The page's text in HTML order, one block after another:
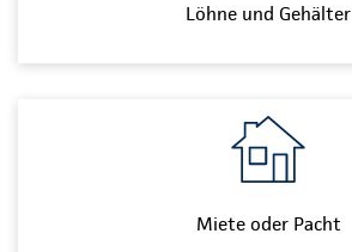
Löhne und Gehälter
Miete oder Pacht